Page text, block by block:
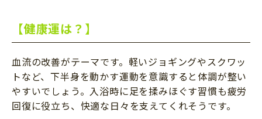
【健康運は？】
血流の改善がテーマです。軽いジョギングやスクワッ
トなど、下半身を動かす運動を意識すると体調が整い
やすいでしょう。入浴時に足を揉みほぐす習慣も疲労
回復に役立ち、快適な日々を支えてくれそうです。